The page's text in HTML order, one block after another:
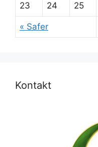
« Safer
23 24 25
Kontakt